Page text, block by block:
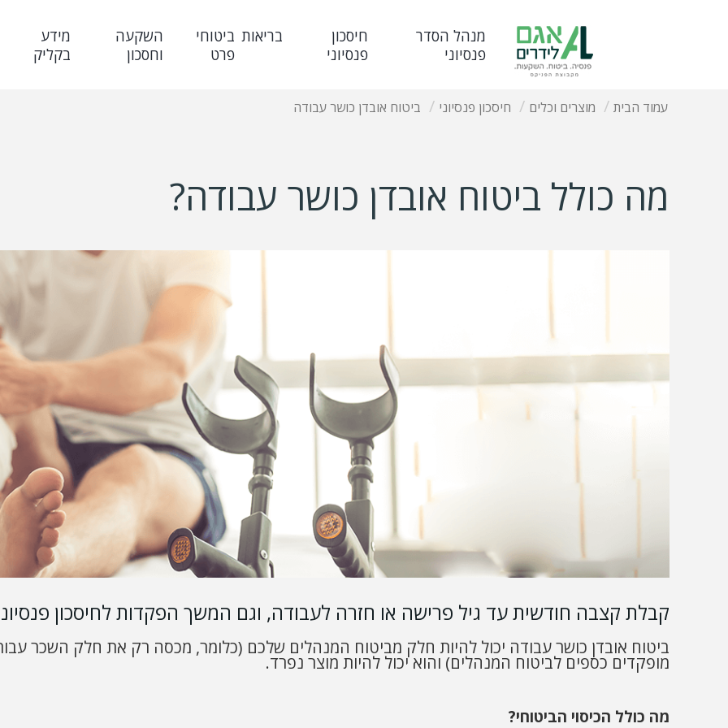
מנהל הסדר
פנסיוני
חיסכון
פנסיוני
בריאות ביטוחי
פרט
השקעה
וחסכון
מידע
בקליק
עמוד הבית מוצרים וכלים חיסכון פנסיוני ביטוח אובדן כושר עבודה
מה כולל ביטוח אובדן כושר עבודה?
קבלת קצבה חודשית עד גיל פרישה או חזרה לעבודה, וגם המשך הפקדות לחיסכון
ביטוח אובדן כושר עבודה יכול להיות חלק מביטוח המנהלים שלכם (כלומר, מכסה רק את חלק השכר
מופקדים כספים לביטוח המנהלים) והוא יכול להיות מוצר נפרד.
מה כולל הכיסוי הביטוחי?